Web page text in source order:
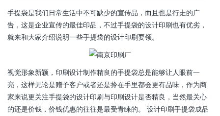
手提袋是我们日常生活中不可缺少的宣传品，而且也是行走的广
告，这是企业宣传的最佳印品，不过手提袋的设计印刷也有优劣，
就来和大家介绍说明一些手提袋的设计印刷要领。
视觉形象新颖，印刷设计制作精良的手提袋总是能够让人眼前一
亮，这样无论是赠予客户或者还是拎在手里都会更有品味，作为商
家来说更关注手提袋的设计印刷与印刷设计是否精良，当然最关心
的还是价钱，价钱优惠的往往是最受青睐的。 设计印刷手提袋成品